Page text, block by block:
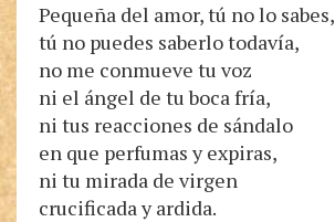
Pequeña del amor, tú no lo sabes,
tú no puedes saberlo todavía,
no me conmueve tu voz
ni el ángel de tu boca fría,
ni tus reacciones de sándalo
en que perfumas y expiras,
ni tu mirada de virgen
crucificada y ardida.